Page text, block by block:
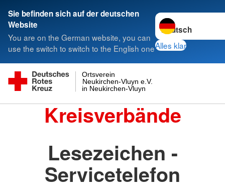
Sie befinden sich auf der deutschen
Website
You are on the German website, you can
use the switch to switch to the English one
Sprache wechseln
Alles klar
in Neukirchen-Vluyn
Neukirchen-Vluyn e.V.
Ortsverein
Kreisverbände
Lesezeichen -
Servicetelefon